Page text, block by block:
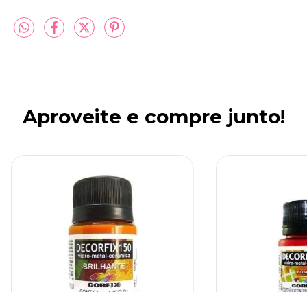
Aproveite e compre junto!